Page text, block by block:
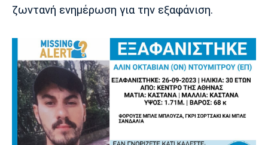
Μονακό
Ερυθρός
Αστέρας
Τότεναμ
ζωντανή ενημέρωση για την εξαφάνιση.